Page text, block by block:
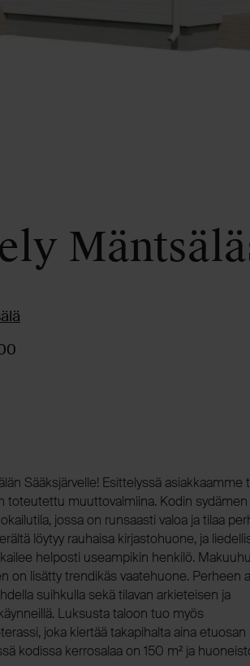
Sääksjärvelle! Esittelyssä asiakkaamme
toteutettu muuttovalmiina. Kodin sydämen
jossa on runsaasti valoa ja tilaa
löytyy rauhaisa kirjastohuone, ja
helposti useampikin henkilö.
on lisätty trendikäs vaatehuone. Perheen
suihkulla sekä tilavan arkieteisen ja
Luksusta taloon tuo myös
joka kiertää takapihalta aina
kodissa kerrosalaa on 150 m² ja